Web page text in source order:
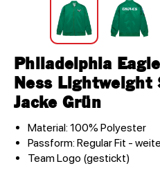
Philadelphia
Ness Lightweight
Jacke Grün
Material: 100% Polyester
Passform: Regular Fit -
Team Logo (gestickt)